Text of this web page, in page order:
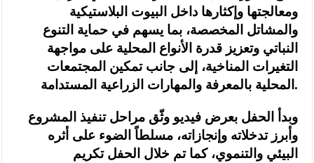
ومعالجتها وإكثارها داخل البيوت البلاستيكية
والمشاتل المخصصة، بما يسهم في حماية التنوع
النباتي وتعزيز قدرة الأنواع المحلية على مواجهة
التغيرات المناخية، إلى جانب تمكين المجتمعات
المحلية بالمعرفة والمهارات الزراعية المستدامة.
وبدأ الحفل بعرض فيديو وثّق مراحل تنفيذ المشروع
وأبرز تدخلاته وإنجازاته، مسلطاً الضوء على أثره
البيئي والتنموي، كما تم خلال الحفل تكريم